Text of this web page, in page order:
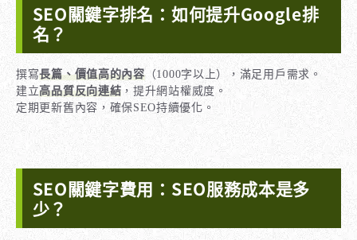
SEO關鍵字排名：如何提升Google排
名？
撰寫長篇、價值高的內容（1000字以上），滿足用戶需求。
建立高品質反向連結 ，提升網站權威度。
定期更新舊內容，確保SEO持續優化。
SEO關鍵字費用：SEO服務成本是多
少？